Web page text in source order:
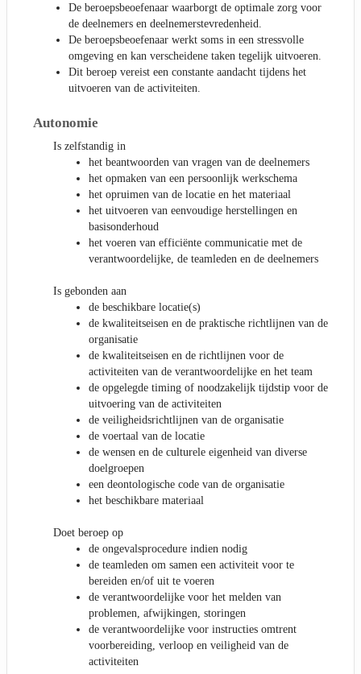
De beroepsbeoefenaar waarborgt de optimale zorg voor
de deelnemers en deelnemerstevredenheid.
De beroepsbeoefenaar werkt soms in een stressvolle
omgeving en kan verscheidene taken tegelijk uitvoeren.
Dit beroep vereist een constante aandacht tijdens het
uitvoeren van de activiteiten.
Autonomie
Is zelfstandig in
het beantwoorden van vragen van de deelnemers
het opmaken van een persoonlijk werkschema
het opruimen van de locatie en het materiaal
het uitvoeren van eenvoudige herstellingen en
basisonderhoud
het voeren van efficiënte communicatie met de
verantwoordelijke, de teamleden en de deelnemers
Is gebonden aan
de beschikbare locatie(s)
de kwaliteitseisen en de praktische richtlijnen van de
organisatie
de kwaliteitseisen en de richtlijnen voor de
activiteiten van de verantwoordelijke en het team
de opgelegde timing of noodzakelijk tijdstip voor de
uitvoering van de activiteiten
de veiligheidsrichtlijnen van de organisatie
de voertaal van de locatie
de wensen en de culturele eigenheid van diverse
doelgroepen
een deontologische code van de organisatie
het beschikbare materiaal
Doet beroep op
de ongevalsprocedure indien nodig
de teamleden om samen een activiteit voor te
bereiden en/of uit te voeren
de verantwoordelijke voor het melden van
problemen, afwijkingen, storingen
de verantwoordelijke voor instructies omtrent
voorbereiding, verloop en veiligheid van de
activiteiten